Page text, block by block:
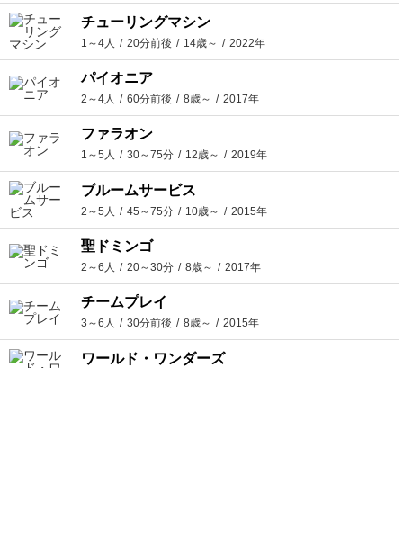
チューリングマシン
1～4人 20分前後 14歳～ 2022年
パイオニア
2～4人 60分前後 8歳～ 2017年
ファラオン
1～5人 30～75分 12歳～ 2019年
ブルームサービス
2～5人 45～75分 10歳～ 2015年
聖ドミンゴ
2～6人 20～30分 8歳～ 2017年
チームプレイ
3～6人 30分前後 8歳～ 2015年
ワールド・ワンダーズ